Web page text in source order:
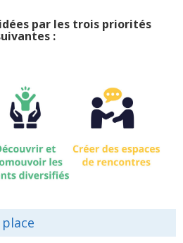
par les trois priorités
: